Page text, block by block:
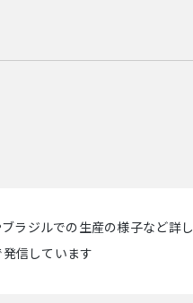
ラジルでの生産の様子など詳し
信しています